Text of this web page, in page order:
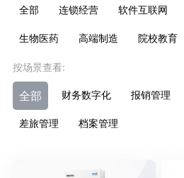
全部 连锁经营 软件互联网
生物医药 高端制造 院校教育
按场景查看:
全部 财务数字化 报销管理
差旅管理 档案管理